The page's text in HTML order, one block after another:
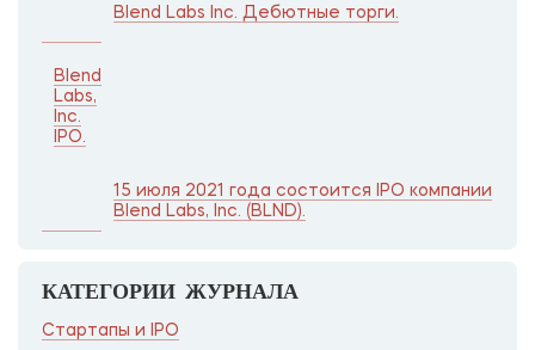
Blend Labs Inc. Дебютные торги.
Blend
Labs,
Inc.
IPO.
15 июля 2021 года состоится IPO компании
Blend Labs, Inc. (BLND).
КАТЕГОРИИ ЖУРНАЛА
Стартапы и IPO